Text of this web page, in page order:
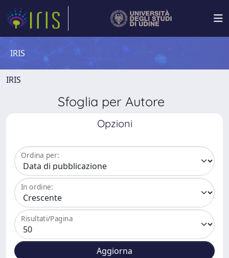
IRIS
IRIS
Sfoglia per Autore
Opzioni
Ordina per:
In ordine:
Risultati/Pagina